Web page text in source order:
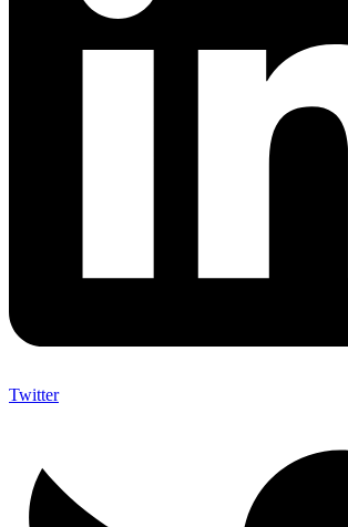
Twitter